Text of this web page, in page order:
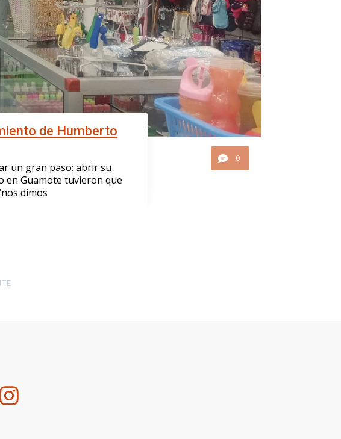
de Humberto
un gran paso: abrir su
en Guamote tuvieron que
dimos
0